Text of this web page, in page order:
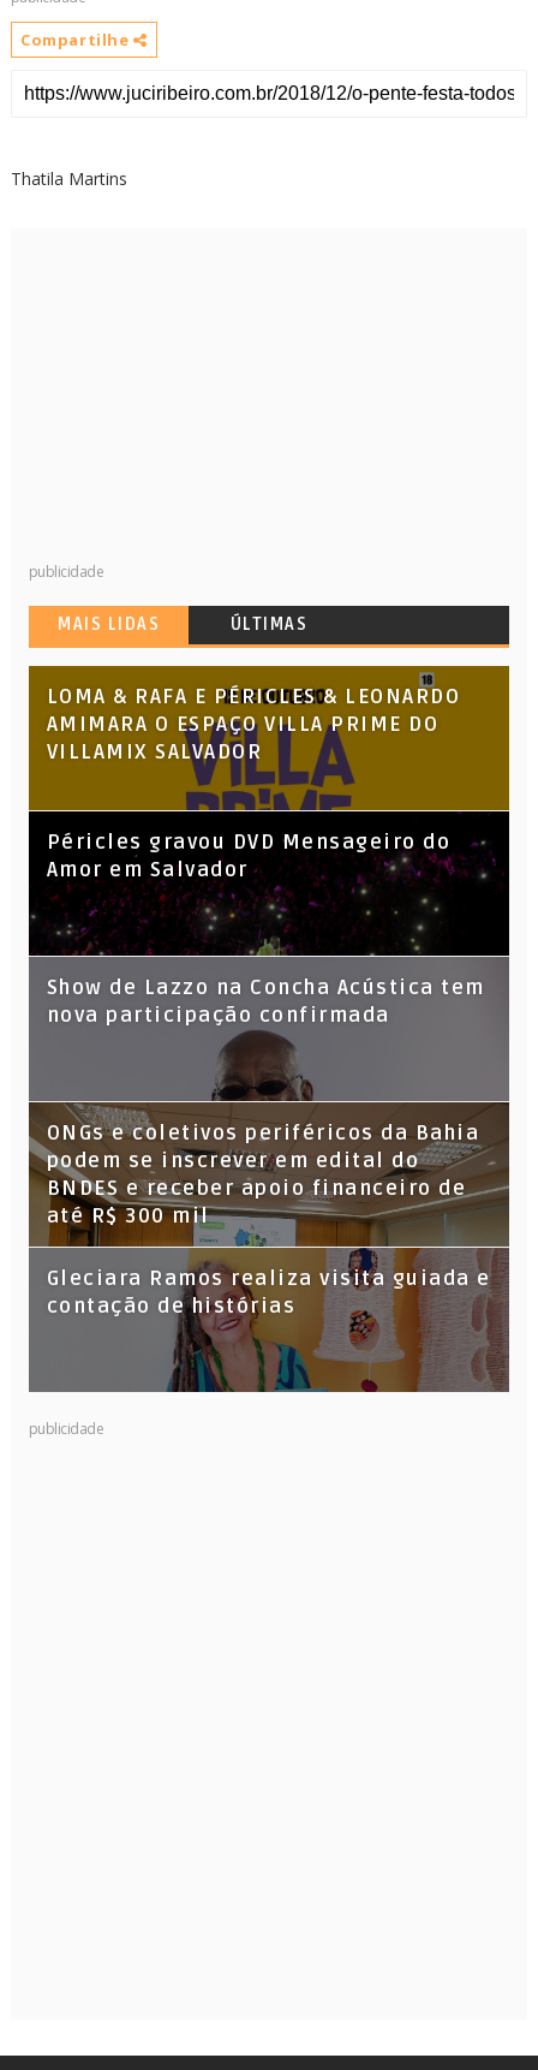
Compartilhe
Thatila Martins
publicidade
MAIS LIDAS ÚLTIMAS
LOMA & RAFA E PÉRICLES & LEONARDO
AMIMARA O ESPAÇO VILLA PRIME DO
VILLAMIX SALVADOR
Péricles gravou DVD Mensageiro do
Amor em Salvador
Show de Lazzo na Concha Acústica tem
nova participação confirmada
ONGs e coletivos periféricos da Bahia
podem se inscrever em edital do
BNDES e receber apoio financeiro de
até R$ 300 mil
Gleciara Ramos realiza visita guiada e
contação de histórias
publicidade